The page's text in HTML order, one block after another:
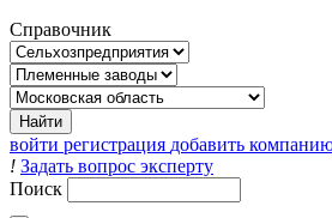
Справочник
войти регистрация добавить
! Задать вопрос эксперту
Поиск